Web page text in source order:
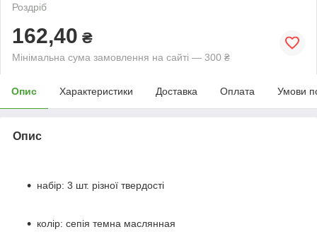
Роздріб
162,40 ₴
Мінімальна сума замовлення на сайті — 300 ₴
Опис Характеристики Доставка Оплата Умови
Опис
набір: 3 шт. різної твердості
колір: сепія темна маслянная